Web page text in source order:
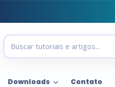
Downloads Contato